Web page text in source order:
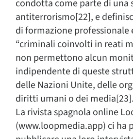
condotta come parte di una
antiterrorismo[22], e
di formazione professionale
“criminali coinvolti in reati
non permettono alcun
indipendente di queste
delle Nazioni Unite, delle
diritti umani o dei media[23].
La rivista spagnola online
(www.loopmedia.app) ci ha